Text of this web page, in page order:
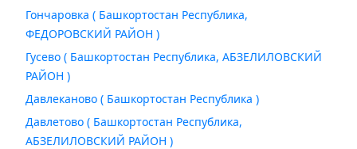
Гончаровка ( Башкортостан Республика,
ФЕДОРОВСКИЙ РАЙОН )
Гусево ( Башкортостан Республика, АБЗЕЛИЛОВСКИЙ
РАЙОН )
Давлеканово ( Башкортостан Республика )
Давлетово ( Башкортостан Республика,
АБЗЕЛИЛОВСКИЙ РАЙОН )